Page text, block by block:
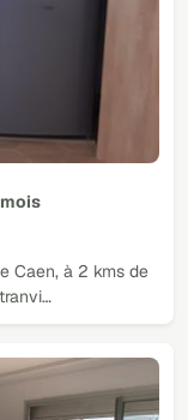
Caen, à 2 kms de